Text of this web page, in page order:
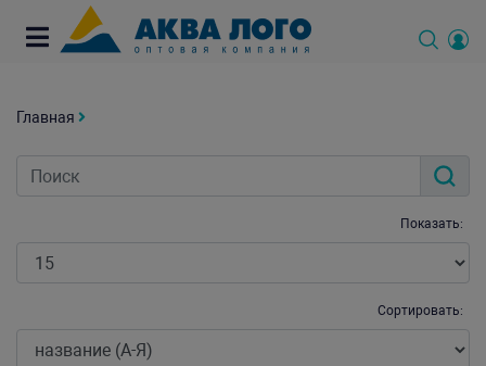
Главная
Показать:
Сортировать: